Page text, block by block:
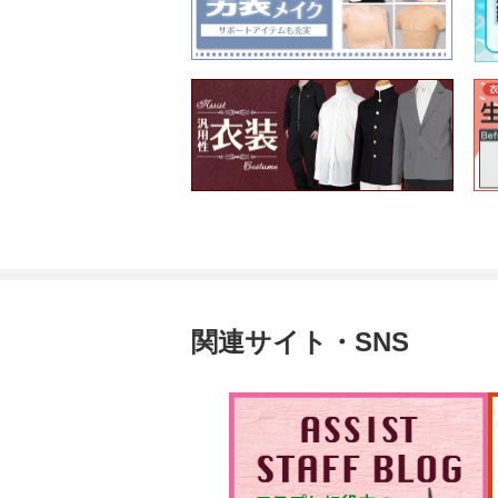
関連サイト・SNS